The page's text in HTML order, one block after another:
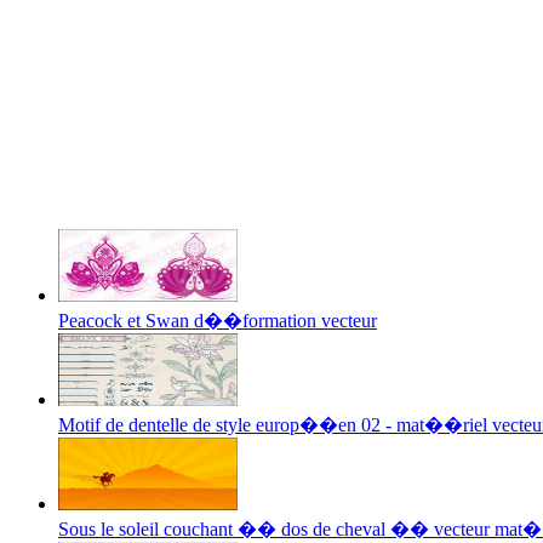
Peacock et Swan d��formation vecteur
Motif de dentelle de style europ��en 02 - mat��riel
Sous le soleil couchant �� dos de cheval �� vecteur